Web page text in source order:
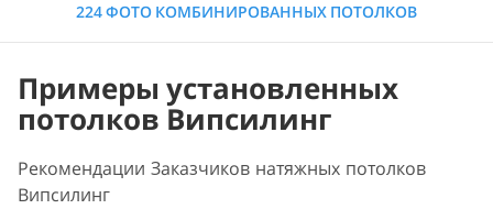
224 ФОТО КОМБИНИРОВАННЫХ ПОТОЛКОВ
Примеры установленных
потолков Випсилинг
Рекомендации Заказчиков натяжных потолков
Випсилинг